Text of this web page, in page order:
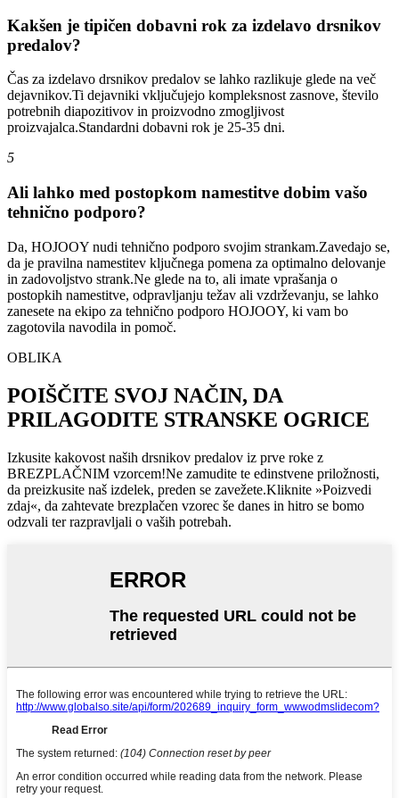
Kakšen je tipičen dobavni rok za izdelavo drsnikov
predalov?
Čas za izdelavo drsnikov predalov se lahko razlikuje glede na več
dejavnikov.Ti dejavniki vključujejo kompleksnost zasnove, število
potrebnih diapozitivov in proizvodno zmogljivost
proizvajalca.Standardni dobavni rok je 25-35 dni.
5
Ali lahko med postopkom namestitve dobim vašo
tehnično podporo?
Da, HOJOOY nudi tehnično podporo svojim strankam.Zavedajo se,
da je pravilna namestitev ključnega pomena za optimalno delovanje
in zadovoljstvo strank.Ne glede na to, ali imate vprašanja o
postopkih namestitve, odpravljanju težav ali vzdrževanju, se lahko
zanesete na ekipo za tehnično podporo HOJOOY, ki vam bo
zagotovila navodila in pomoč.
OBLIKA
POIŠČITE SVOJ NAČIN, DA
PRILAGODITE STRANSKE OGRICE
Izkusite kakovost naših drsnikov predalov iz prve roke z
BREZPLAČNIM vzorcem!Ne zamudite te edinstvene priložnosti,
da preizkusite naš izdelek, preden se zavežete.Kliknite »Poizvedi
zdaj«, da zahtevate brezplačen vzorec še danes in hitro se bomo
odzvali ter razpravljali o vaših potrebah.